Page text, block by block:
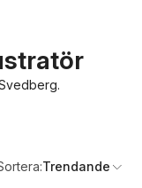
Trendande